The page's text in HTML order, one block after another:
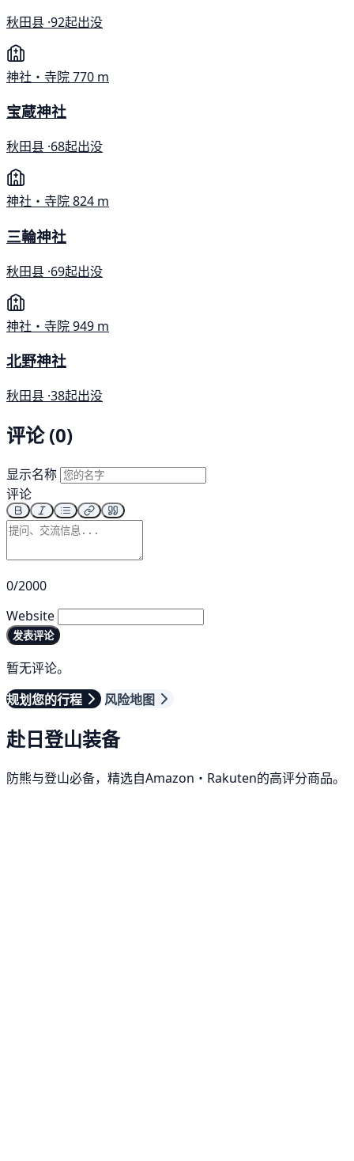
秋田县 ·92起出没
神社・寺院770 m
宝蔵神社
秋田县 ·68起出没
神社・寺院824 m
三輪神社
秋田县 ·69起出没
神社・寺院949 m
北野神社
秋田县 ·38起出没
评论 (0)
显示名称
评论
0/2000
Website
发表评论
暂无评论。
规划您的行程
风险地图
赴日登山装备
防熊与登山必备，精选自Amazon・Rakuten的高评分商品。